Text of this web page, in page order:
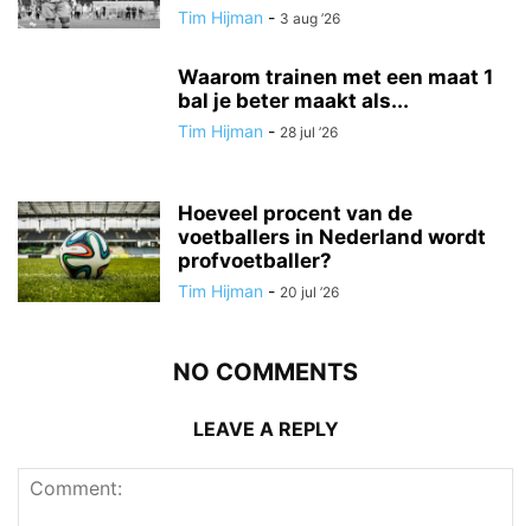
Tim Hijman - 3 aug ’26
Waarom trainen met een maat 1
bal je beter maakt als...
Tim Hijman - 28 jul ’26
Hoeveel procent van de
voetballers in Nederland wordt
profvoetballer?
Tim Hijman - 20 jul ’26
NO COMMENTS
LEAVE A REPLY